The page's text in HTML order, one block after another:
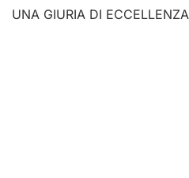
UNA GIURIA DI ECCELLENZA